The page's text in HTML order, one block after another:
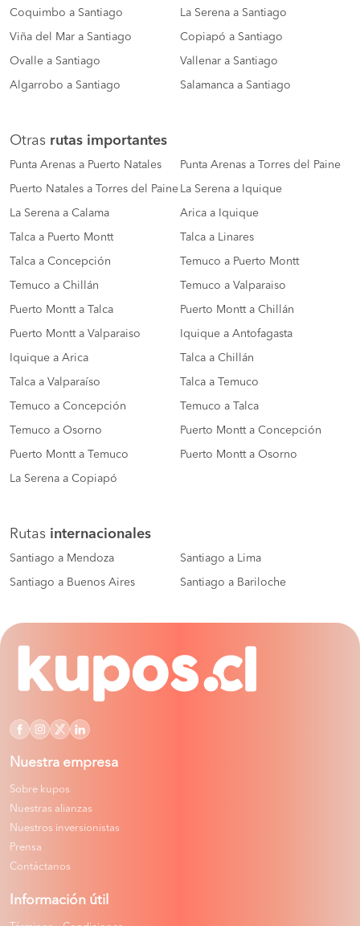
Coquimbo a Santiago La Serena a Santiago
Viña del Mar a Santiago Copiapó a Santiago
Ovalle a Santiago Vallenar a Santiago
Algarrobo a Santiago Salamanca a Santiago
Otras rutas importantes
Punta Arenas a Puerto Natales Punta Arenas a Torres del Paine
Puerto Natales a Torres del Paine La Serena a Iquique
La Serena a Calama Arica a Iquique
Talca a Puerto Montt Talca a Linares
Talca a Concepción Temuco a Puerto Montt
Temuco a Chillán Temuco a Valparaiso
Puerto Montt a Talca Puerto Montt a Chillán
Puerto Montt a Valparaiso Iquique a Antofagasta
Iquique a Arica Talca a Chillán
Talca a Valparaíso Talca a Temuco
Temuco a Concepción Temuco a Talca
Temuco a Osorno Puerto Montt a Concepción
Puerto Montt a Temuco Puerto Montt a Osorno
La Serena a Copiapó
Rutas internacionales
Santiago a Mendoza Santiago a Lima
Santiago a Buenos Aires Santiago a Bariloche
Nuestra empresa
Sobre kupos
Nuestras alianzas
Nuestros inversionistas
Prensa
Contáctanos
Información útil